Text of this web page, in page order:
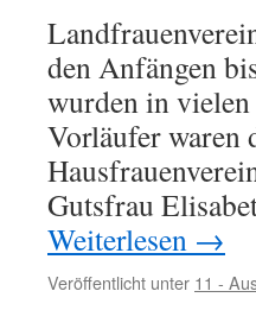
den Anfängen
wurden in
Vorläufer waren
Gutsfrau
Weiterlesen →
Veröffentlicht unter 11 -